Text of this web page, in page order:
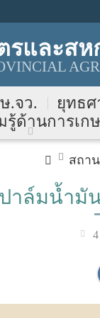
รและส
.จว. ยุทธศ
รู้ด้านการเก
สถา
าล์มน้ำมั